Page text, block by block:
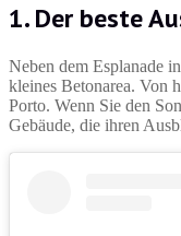
1. Der beste
Neben dem Esplanade
kleines Betonarea. Von
Porto. Wenn Sie den
Gebäude, die ihren